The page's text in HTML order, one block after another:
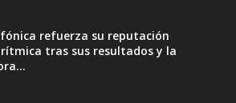
refuerza su reputación
tras sus resultados y la